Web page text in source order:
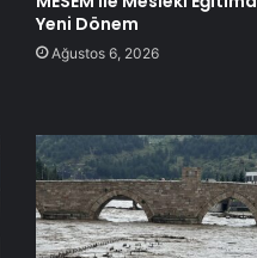
Yeni Dönem
Ağustos 6, 2026